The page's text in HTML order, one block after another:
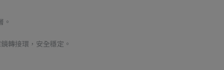
。
轉接環，安全穩定。